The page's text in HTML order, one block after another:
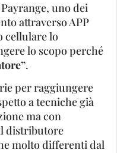
uno dei
attraverso APP
cellulare lo
lo scopo perché
.
per raggiungere
a tecniche già
ma con
distributore
molto differenti dal